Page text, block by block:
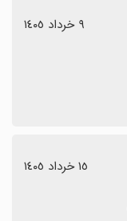
٩ خرداد ١٤٠٥
١٥ خرداد ١٤٠٥